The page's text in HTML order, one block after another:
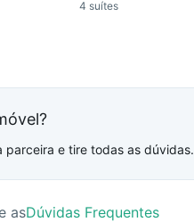
4 suítes
parceira e tire todas as dúvidas.
asDúvidas Frequentes